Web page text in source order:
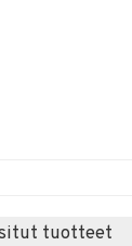
tuotteet